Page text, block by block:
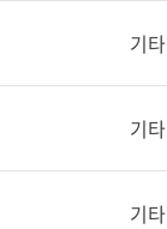
기타
기타
기타